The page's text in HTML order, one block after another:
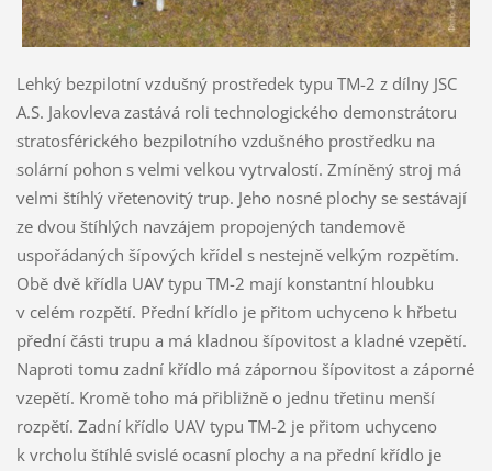
Lehký bezpilotní vzdušný prostředek typu TM-2 z dílny JSC
A.S. Jakovleva zastává roli technologického demonstrátoru
stratosférického bezpilotního vzdušného prostředku na
solární pohon s velmi velkou vytrvalostí. Zmíněný stroj má
velmi štíhlý vřetenovitý trup. Jeho nosné plochy se sestávají
ze dvou štíhlých navzájem propojených tandemově
uspořádaných šípových křídel s nestejně velkým rozpětím.
Obě dvě křídla UAV typu TM-2 mají konstantní hloubku
v celém rozpětí. Přední křídlo je přitom uchyceno k hřbetu
přední části trupu a má kladnou šípovitost a kladné vzepětí.
Naproti tomu zadní křídlo má zápornou šípovitost a záporné
vzepětí. Kromě toho má přibližně o jednu třetinu menší
rozpětí. Zadní křídlo UAV typu TM-2 je přitom uchyceno
k vrcholu štíhlé svislé ocasní plochy a na přední křídlo je